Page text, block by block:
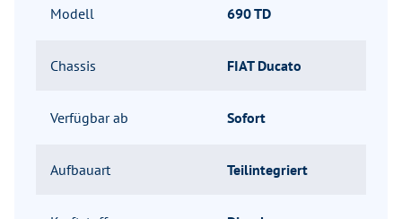
Modell 690 TD
Chassis FIAT Ducato
Verfügbar ab Sofort
Aufbauart Teilintegriert